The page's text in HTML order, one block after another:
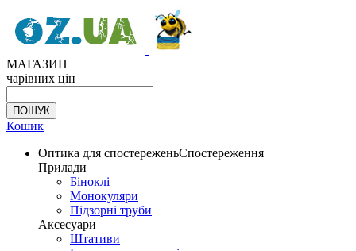
МАГАЗИН
чарівних цін
Кошик
Оптика для спостереженьСпостереження
Прилади
Біноклі
Монокуляри
Підзорні труби
Аксесуари
Штативи